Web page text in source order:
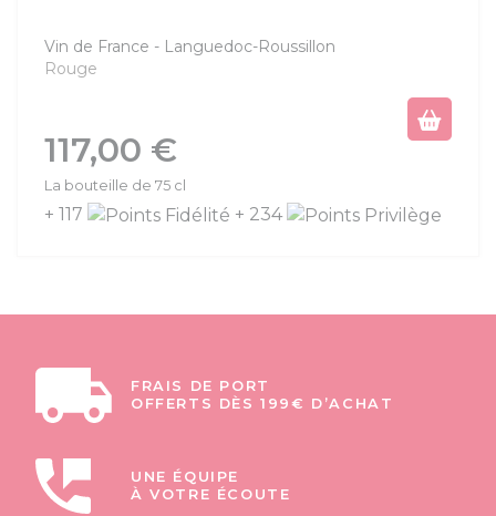
Vin de France
Languedoc-Roussillon
Rouge
Prix
117,00 €
La bouteille de 75 cl
+ 117 + 234
FRAIS DE PORT
OFFERTS DÈS 199€ D’ACHAT
UNE ÉQUIPE
À VOTRE ÉCOUTE